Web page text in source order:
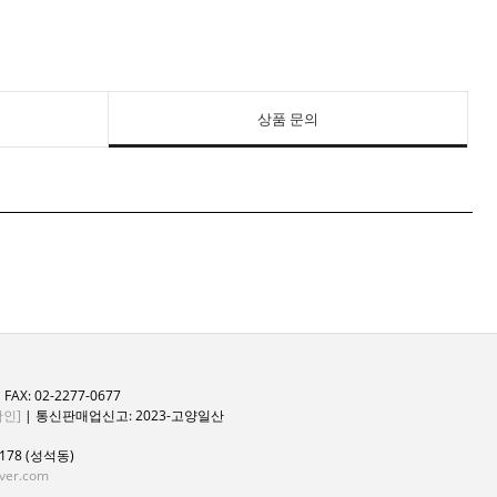
상품 문의
02-2277-0677
] | 통신판매업신고: 2023-고양일산
(성석동)